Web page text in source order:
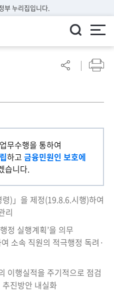
부 누리집입니다.
무수행을 통하여
하고 금융민원인 보호에
습니다.
령)」을 제정(19.8.6.시행)하여
리
정 실행계획’을 의무
소속 직원의 적극행정 독려·
이행실적을 주기적으로 점검
진방안 내실화